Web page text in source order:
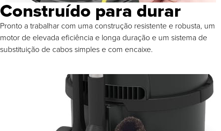
Construído para durar
Pronto a trabalhar com uma construção resistente e robusta, um
motor de elevada eficiência e longa duração e um sistema de
substituição de cabos simples e com encaixe.